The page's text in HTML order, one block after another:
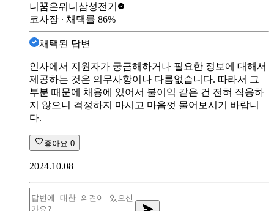
니꿈은뭐니 삼성전기
코사장 ∙ 채택률 86%
채택된 답변
인사에서 지원자가 궁금해하거나 필요한 정보에 대해서
제공하는 것은 의무사항이나 다름없습니다. 따라서 그
부분 때문에 채용에 있어서 불이익 같은 건 전혀 작용하
지 않으니 걱정하지 마시고 마음껏 물어보시기 바랍니
다.
좋아요 0
2024.10.08